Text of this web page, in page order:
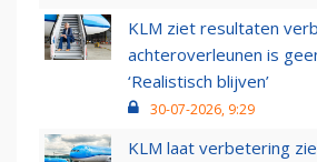
KLM ziet resultaten
achteroverleunen is
‘Realistisch blijven’
30-07-2026, 9:29
KLM laat verbetering